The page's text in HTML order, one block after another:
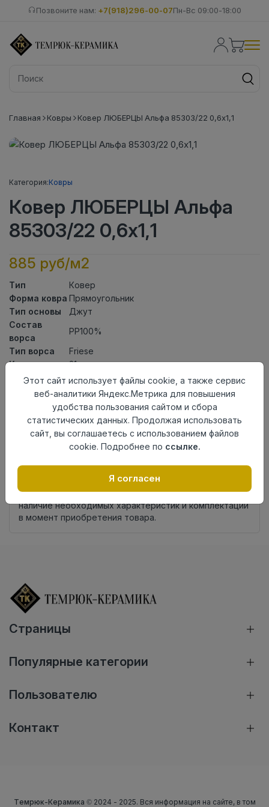
Позвоните нам: +7(918)296-00-07Пн-Вс 09:00-18:00
Главная Ковры Ковер ЛЮБЕРЦЫ Альфа 85303/22 0,6х1,1
Категория:Ковры
Ковер ЛЮБЕРЦЫ Альфа
85303/22 0,6х1,1
885 руб/м2
Тип
Ковер
Форма ковра Прямоугольник
Тип основы
Джут
Состав
ворса
PP100%
Тип ворса
Friese
Класс
21кл
Длина
1,1
Ширина
0,6
происхождения
Россия
Осталось347 шт
Внимание! Внешний вид товара может отличаться от
представленного на настоящем сайте. Проверяйте
наличие необходимых характеристик и комплектации
в момент приобретения товара.
Страницы
Популярные категории
Пользователю
Контакт
Темрюк-Керамика © 2024 - 2025. Вся информация на сайте, в том
Этот сайт использует файлы cookie, а также сервис
веб-аналитики Яндекс.Метрика для повышения
удобства пользования сайтом и сбора
статистических данных. Продолжая использовать
сайт, вы соглашаетесь с использованием файлов
cookie. Подробнее по ссылке.
Я согласен